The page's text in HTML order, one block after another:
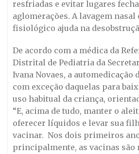
resfriadas e evitar lugares
aglomerações. A lavagem nasal
fisiológico ajuda na
De acordo com a médica da
Distrital de Pediatria da
Ivana Novaes, a automedicação
com exceção daquelas para
uso habitual da criança,
“E, acima de tudo, manter o
oferecer líquidos e levar sua
vacinar. Nos dois primeiros
principalmente, as vacinas são